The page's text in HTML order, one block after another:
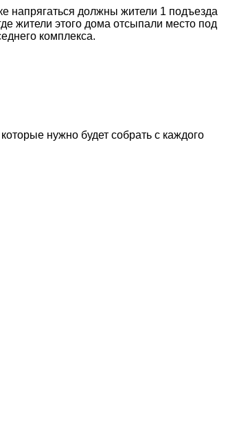
напрягаться должны жители 1 подъезда
жители этого дома отсыпали место под
комплекса.
нужно будет собрать с каждого